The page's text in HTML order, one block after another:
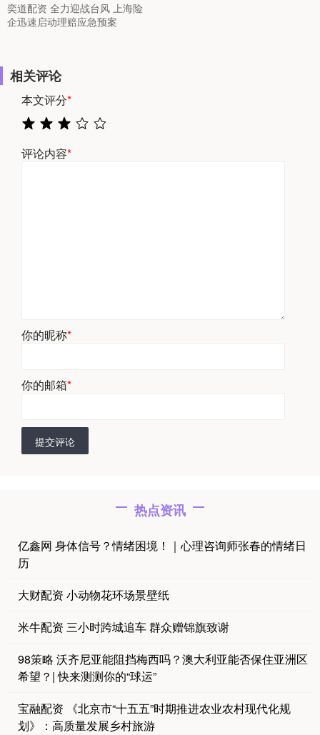
奕道配资 全力迎战台风 上海险
企迅速启动理赔应急预案
相关评论
本文评分*
评论内容*
你的昵称*
你的邮箱*
提交评论
热点资讯
亿鑫网 身体信号？情绪困境！｜心理咨询师张春的情绪日
历
大财配资 小动物花环场景壁纸
米牛配资 三小时跨城追车 群众赠锦旗致谢
98策略 沃齐尼亚能阻挡梅西吗？澳大利亚能否保住亚洲区
希望？| 快来测测你的“球运”
宝融配资 《北京市“十五五”时期推进农业农村现代化规
划》：高质量发展乡村旅游